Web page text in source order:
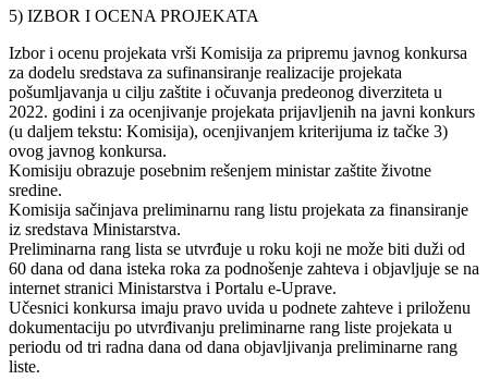
5) IZBOR I OCENA PROJEKATA
Izbor i ocenu projekata vrši Komisija za pripremu javnog konkursa
za dodelu sredstava za sufinansiranje realizacije projekata
pošumljavanja u cilju zaštite i očuvanja predeonog diverziteta u
2022. godini i za ocenjivanje projekata prijavljenih na javni konkurs
(u daljem tekstu: Komisija), ocenjivanjem kriterijuma iz tačke 3)
ovog javnog konkursa.
Komisiju obrazuje posebnim rešenjem ministar zaštite životne
sredine.
Komisija sačinjava preliminarnu rang listu projekata za finansiranje
iz sredstava Ministarstva.
Preliminarna rang lista se utvrđuje u roku koji ne može biti duži od
60 dana od dana isteka roka za podnošenje zahteva i objavljuje se na
internet stranici Ministarstva i Portalu e-Uprave.
Učesnici konkursa imaju pravo uvida u podnete zahteve i priloženu
dokumentaciju po utvrđivanju preliminarne rang liste projekata u
periodu od tri radna dana od dana objavljivanja preliminarne rang
liste.